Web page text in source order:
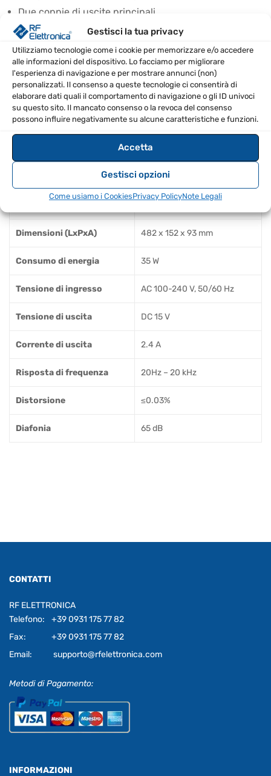
Gestisci la tua privacy
Utilizziamo tecnologie come i cookie per memorizzare e/o accedere
alle informazioni del dispositivo. Lo facciamo per migliorare
l'esperienza di navigazione e per mostrare annunci (non)
personalizzati. Il consenso a queste tecnologie ci consentirà di
elaborare dati quali il comportamento di navigazione o gli ID univoci
su questo sito. Il mancato consenso o la revoca del consenso
possono influire negativamente su alcune caratteristiche e funzioni.
Accetta
Gestisci opzioni
Come usiamo i CookiesPrivacy PolicyNote Legali
Due coppie di uscite principali
Funzione 'Talkover' che rileva il segnale microfonico e
abbassa il volume della musica di sottofondo
Uscita cuffie con controllo del livello per il monitoring
di ogni uscita di zona
Ideale per installazioni commerciali: bar, ristoranti,
caffè, hotel, eventi privati e altro ancora.
SPECIFICHE TECNICHE
Dimensioni (LxPxA) 482 x 152 x 93 mm
Consumo di energia 35 W
Tensione di ingresso AC 100-240 V, 50/60 Hz
Tensione di uscita DC 15 V
Corrente di uscita 2.4 A
Risposta di frequenza 20Hz – 20 kHz
Distorsione ≤0.03%
Diafonia 65 dB
CONTATTI
RF ELETTRONICA
Telefono:
+39 0931 175 77 82
Fax:
+39 0931 175 77 82
Email:
supporto@rfelettronica.com
Metodi di Pagamento:
INFORMAZIONI